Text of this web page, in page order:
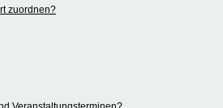
zuordnen?